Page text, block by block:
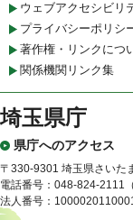
ウェブアクセシビリ
プライバシーポリシ
著作権・リンクにつ
関係機関リンク集
埼玉県庁
県庁へのアクセス
〒330-9301 埼玉県さいた
電話番号：048-824-2111（
法人番号：